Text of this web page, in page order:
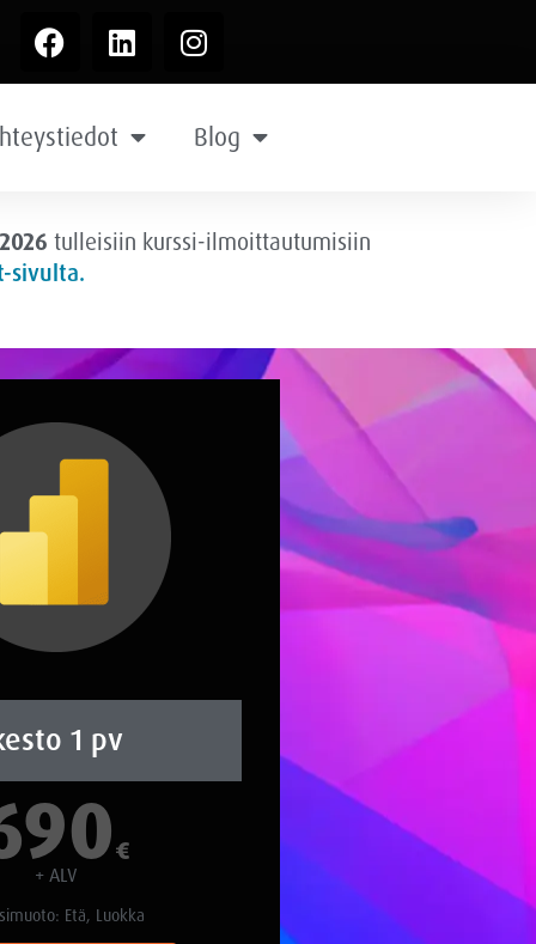
Blog
tulleisiin kurssi-ilmoittautumisiin
sivulta.
1 pv
€
+ ALV
Etä, Luokka